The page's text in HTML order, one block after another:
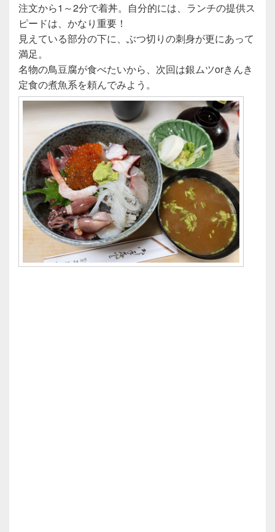
注文から1～2分で着丼。自分的には、ランチの提供ス
ピードは、かなり重要！
見えている部分の下に、ぶつ切りの刺身が更にあって
満足。
名物の鳥豆腐が食べたいから、次回は銀ムツorきんき
定食の煮魚系を頼んでみよう。